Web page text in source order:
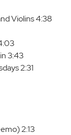
Violins 4:38
3:43
2:31
2:13